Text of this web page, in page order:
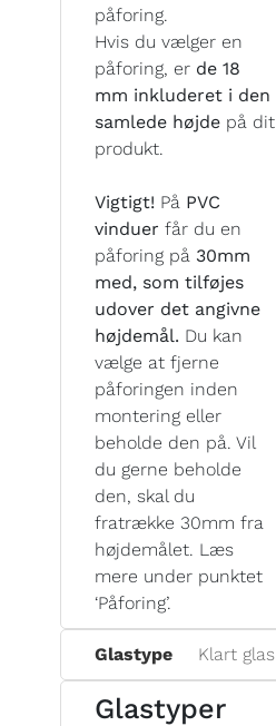
påforing.
Hvis du vælger en
påforing, er de 18
mm inkluderet i den
samlede højde på dit
produkt.
Vigtigt! På PVC
vinduer får du en
påforing på 30mm
med, som tilføjes
udover det angivne
højdemål. Du kan
vælge at fjerne
påforingen inden
montering eller
beholde den på. Vil
du gerne beholde
den, skal du
fratrække 30mm fra
højdemålet. Læs
mere under punktet
‘Påforing’.
Glastype Klart glas
Glastyper